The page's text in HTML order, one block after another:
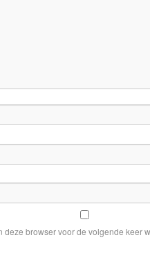
deze browser voor de volgende keer